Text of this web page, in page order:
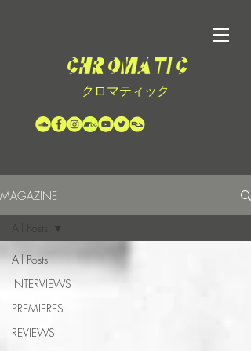
クロマティック
MAGAZINE
All Posts
INTERVIEWS
PREMIERES
REVIEWS